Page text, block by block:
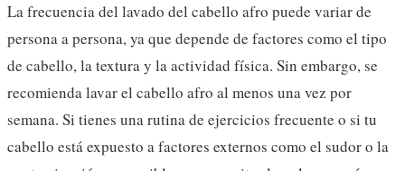
La frecuencia del lavado del cabello afro puede variar de
persona a persona, ya que depende de factores como el tipo
de cabello, la textura y la actividad física. Sin embargo, se
recomienda lavar el cabello afro al menos una vez por
semana. Si tienes una rutina de ejercicios frecuente o si tu
cabello está expuesto a factores externos como el sudor o la